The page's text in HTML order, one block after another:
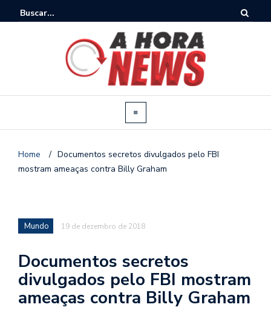
Home / Documentos secretos divulgados pelo FBI
mostram ameaças contra Billy Graham
Mundo 19 de dezembro de 2018
Documentos secretos
divulgados pelo FBI mostram
ameaças contra Billy Graham